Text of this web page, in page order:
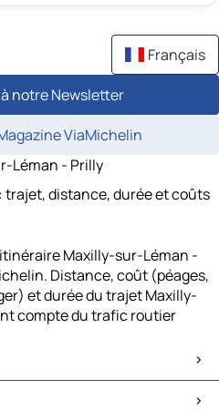
Français
notre Newsletter
ViaMichelin
Léman - Prilly
trajet, distance, durée et coûts
Maxilly-sur-Léman -
Distance, coût (péages,
et durée du trajet Maxilly-
compte du trafic routier